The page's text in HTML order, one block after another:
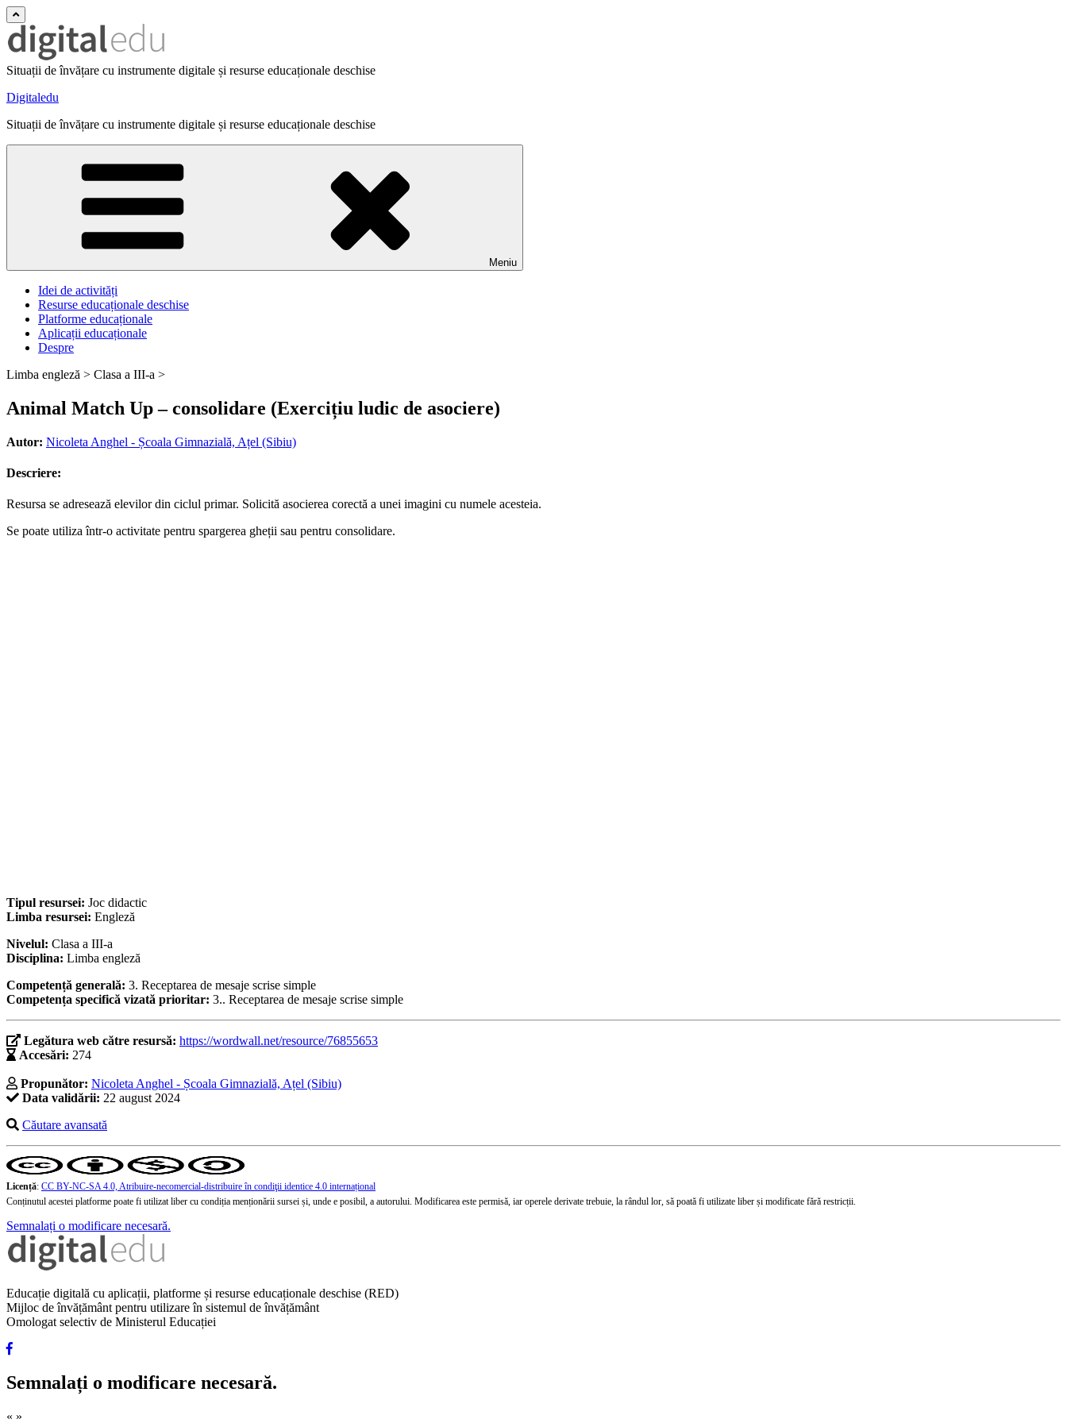
Situații de învățare cu instrumente digitale și resurse educaționale deschise
Digitaledu
Situații de învățare cu instrumente digitale și resurse educaționale deschise
Meniu
Idei de activități
Resurse educaționale deschise
Platforme educaționale
Aplicații educaționale
Despre
Limba engleză > Clasa a III-a >
Animal Match Up – consolidare (Exercițiu ludic de asociere)
Autor: Nicoleta Anghel - Școala Gimnazială, Ațel (Sibiu)
Descriere:
Resursa se adresează elevilor din ciclul primar. Solicită asocierea corectă a unei imagini cu numele acesteia.
Se poate utiliza într-o activitate pentru spargerea gheții sau pentru consolidare.
Tipul resursei: Joc didactic
Limba resursei: Engleză
Nivelul: Clasa a III-a
Disciplina: Limba engleză
Competență generală: 3. Receptarea de mesaje scrise simple
Competența specifică vizată prioritar: 3.. Receptarea de mesaje scrise simple
Legătura web către resursă: https://wordwall.net/resource/76855653
Accesări: 274
Propunător: Nicoleta Anghel - Școala Gimnazială, Ațel (Sibiu)
Data validării: 22 august 2024
Căutare avansată
Licență: CC BY-NC-SA 4.0, Atribuire-necomercial-distribuire în condiţii identice 4.0 internațional
Conținutul acestei platforme poate fi utilizat liber cu condiția menționării sursei și, unde e posibil, a autorului. Modificarea este permisă, iar operele derivate trebuie, la rândul lor, să poată fi utilizate liber și modificate fără restricții.
Semnalați o modificare necesară.
Educație digitală cu aplicații, platforme și resurse educaționale deschise (RED)
Mijloc de învățământ pentru utilizare în sistemul de învățământ
Omologat selectiv de Ministerul Educației
Semnalați o modificare necesară.
« »